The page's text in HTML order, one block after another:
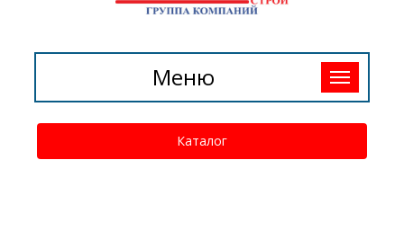
Toggle
navigation
Меню
Каталог